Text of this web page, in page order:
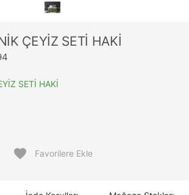
ÇEYİZ SETİ HAKİ
SETİ HAKİ
favorite Favorilere Ekle